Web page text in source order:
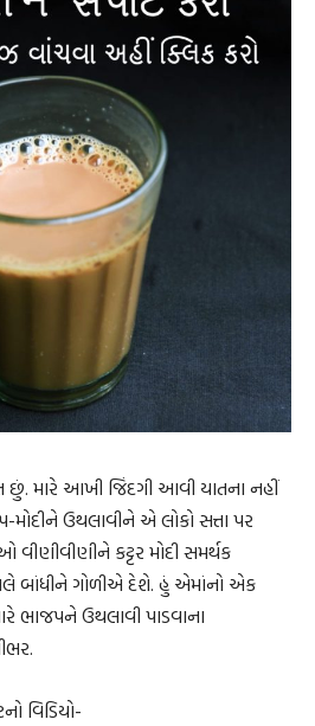
છું. મારે આખી જિંદગી આવી યાતના નહીં
ઉથલાવીને એ લોકો સત્તા પર
કટ્ટર મોદી સમર્થક
બાંધીને ગોળીએ દેશે. હું એમાંનો એક
ભાજપને ઉથલાવી પાડવાના
વિડિયો-